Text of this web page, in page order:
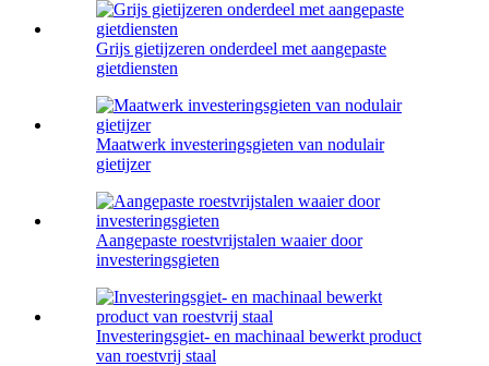
Grijs gietijzeren onderdeel met aangepaste
gietdiensten
Maatwerk investeringsgieten van nodulair
gietijzer
Aangepaste roestvrijstalen waaier door
investeringsgieten
Investeringsgiet- en machinaal bewerkt product
van roestvrij staal